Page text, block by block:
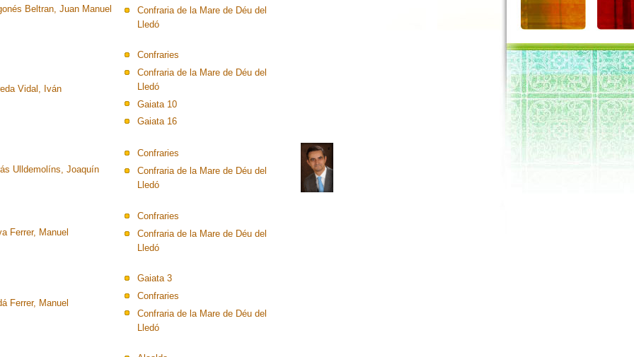
Beltran, Juan Manuel
Confraria de la Mare de Déu del
Lledó
Vidal, Iván
Confraries
Confraria de la Mare de Déu del
Lledó
Gaiata 10
Gaiata 16
Ulldemolíns, Joaquín
Confraries
Confraria de la Mare de Déu del
Lledó
Ferrer, Manuel
Confraries
Confraria de la Mare de Déu del
Lledó
Ferrer, Manuel
Gaiata 3
Confraries
Confraria de la Mare de Déu del
Lledó